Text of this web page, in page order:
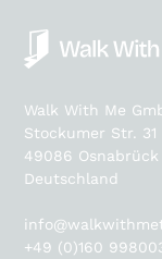
Walk With Me
Stockumer Str. 31
49086 Osnabrück
Deutschland
+49 (0)160